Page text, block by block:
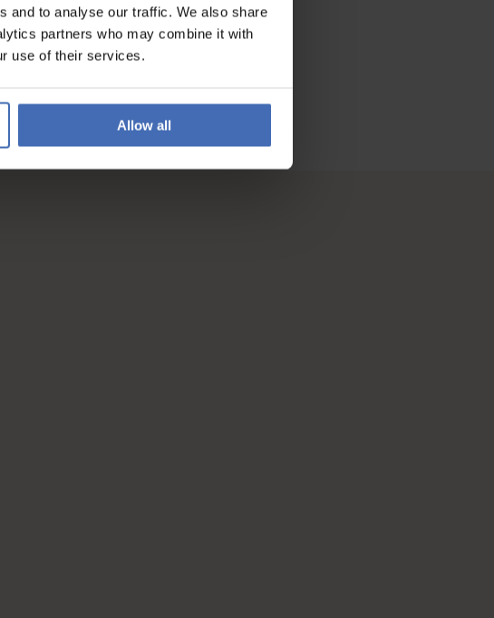
and to analyse our traffic. We also share
partners who may combine it with
use of their services.
Allow all